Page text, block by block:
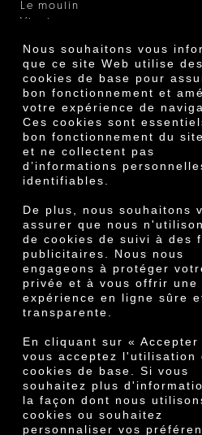
Nous souhaitons vous
que ce site Web utilise des
cookies de base pour
bon fonctionnement et
votre expérience de
Ces cookies sont
bon fonctionnement du
et ne collectent pas
d’informations
identifiables.
De plus, nous souhaitons
assurer que nous
de cookies de suivi à des
publicitaires. Nous nous
engageons à protéger
privée et à vous offrir une
expérience en ligne sûre
transparente.
En cliquant sur « Accepter
vous acceptez l'utilisation
cookies de base. Si vous
souhaitez plus
la façon dont nous
cookies ou souhaitez
personnaliser vos
Le moulin
Certificats
Prix
Innovation